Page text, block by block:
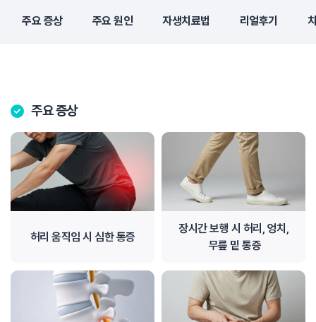
주요 증상 주요 원인 자생치료법 리얼후기
주요 증상
허리 움직임 시 심한 통증
장시간 보행 시 허리, 엉치,
무릎 밑 통증